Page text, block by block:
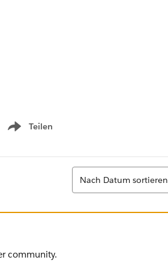
Teilen
Show menu
Sortieren
Nach Datum sortieren
community.